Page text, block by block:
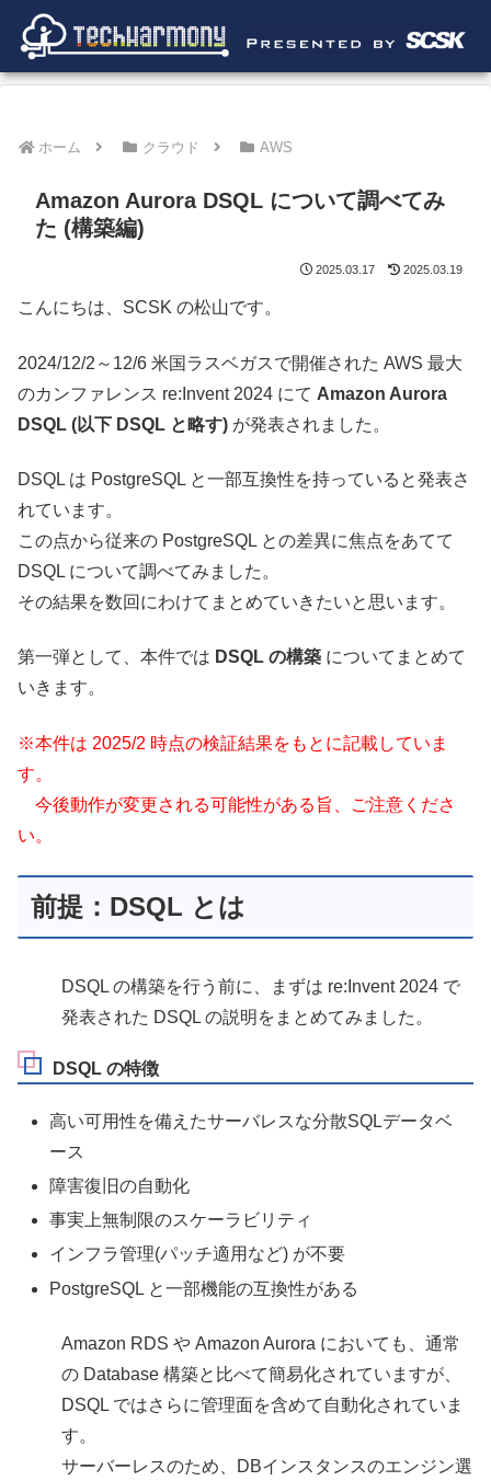
ホーム クラウド AWS
Amazon Aurora DSQL について調べてみ
た (構築編)
2025.03.17 2025.03.19
こんにちは、SCSK の松山です。
2024/12/2～12/6 米国ラスベガスで開催された AWS 最大
のカンファレンス re:Invent 2024 にて Amazon Aurora
DSQL (以下 DSQL と略す) が発表されました。
DSQL は PostgreSQL と一部互換性を持っていると発表さ
れています。
この点から従来の PostgreSQL との差異に焦点をあてて
DSQL について調べてみました。
その結果を数回にわけてまとめていきたいと思います。
第一弾として、本件では DSQL の構築 についてまとめて
いきます。
※本件は 2025/2 時点の検証結果をもとに記載していま
す。
今後動作が変更される可能性がある旨、ご注意くださ
い。
前提：DSQL とは
DSQL の構築を行う前に、まずは re:Invent 2024 で
発表された DSQL の説明をまとめてみました。
DSQL の特徴
高い可用性を備えたサーバレスな分散SQLデータベ
ース
障害復旧の自動化
事実上無制限のスケーラビリティ
インフラ管理(パッチ適用など) が不要
PostgreSQL と一部機能の互換性がある
Amazon RDS や Amazon Aurora においても、通常
の Database 構築と比べて簡易化されていますが、
DSQL ではさらに管理面を含めて自動化されていま
す。
サーバーレスのため、DBインスタンスのエンジン選